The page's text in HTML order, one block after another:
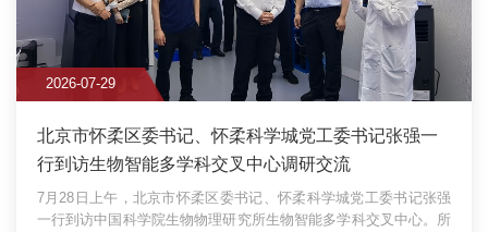
2026-07-29
北京市怀柔区委书记、怀柔科学城党工委书记张强一
行到访生物智能多学科交叉中心调研交流
7月28日上午，北京市怀柔区委书记、怀柔科学城党工委书记张强
一行到访中国科学院生物物理研究所生物智能多学科交叉中心。所